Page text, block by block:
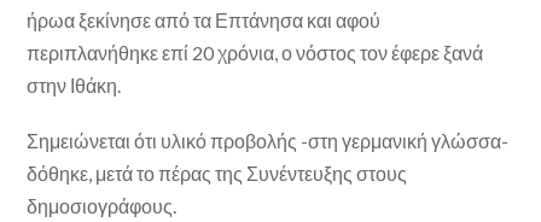
ήρωα ξεκίνησε από τα Επτάνησα και αφού
περιπλανήθηκε επί 20 χρόνια, ο νόστος τον έφερε ξανά
στην Ιθάκη.
Σημειώνεται ότι υλικό προβολής -στη γερμανική γλώσσα-
δόθηκε, μετά το πέρας της Συνέντευξης στους
δημοσιογράφους.